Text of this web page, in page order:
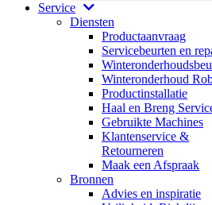
Service
Diensten
Productaanvraag
Servicebeurten en
Winteronderhoud
Productinstallatie
Haal en Breng
Gebruikte Machines
Klantenservice &
Retourneren
Maak een Afspraak
Bronnen
Advies en inspiratie